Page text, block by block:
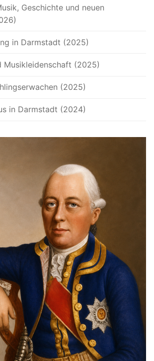
Geschichte und neuen
in Darmstadt (2025)
Musikleidenschaft (2025)
(2025)
in Darmstadt (2024)